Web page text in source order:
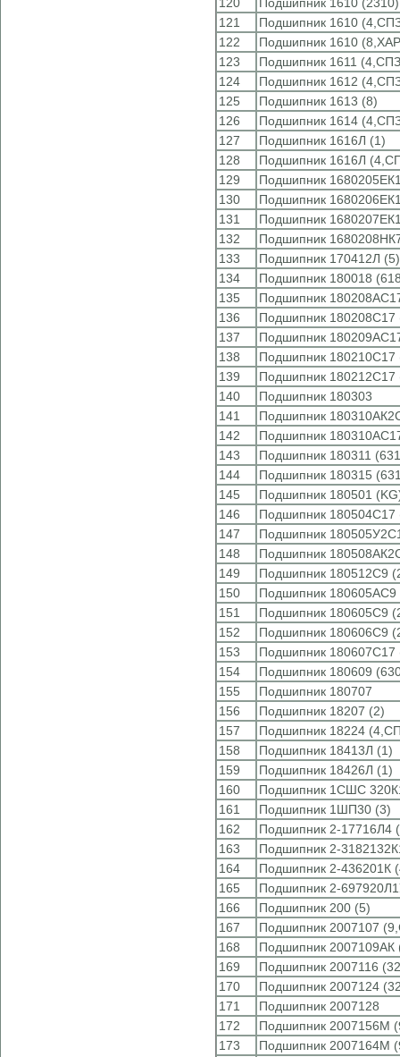
121
Подшипник 1610
122
Подшипник 1610
123
Подшипник 1611
124
Подшипник 1612
125
Подшипник 1613 (8)
126
Подшипник 1614
127
Подшипник 1616Л (1)
128
Подшипник 1616Л
129
Подшипник
130
Подшипник
131
Подшипник
132
Подшипник
133
Подшипник 170412Л (5)
134
Подшипник 180018
135
Подшипник
136
Подшипник
137
Подшипник
138
Подшипник
139
Подшипник
140
Подшипник 180303
141
Подшипник
142
Подшипник
143
Подшипник 180311
144
Подшипник 180315
145
Подшипник 180501
146
Подшипник
147
Подшипник
148
Подшипник
149
Подшипник 180512C9
150
Подшипник
151
Подшипник 180605С9
152
Подшипник 180606С9
153
Подшипник
154
Подшипник 180609
155
Подшипник 180707
156
Подшипник 18207 (2)
157
Подшипник 18224
158
Подшипник 18413Л (1)
159
Подшипник 18426Л (1)
160
Подшипник 1СШС
161
Подшипник 1ШП30 (3)
162
Подшипник 2-17716Л4
163
Подшипник 2-
164
Подшипник 2-436201К
165
Подшипник 2-
166
Подшипник 200 (5)
167
Подшипник 2007107
168
Подшипник
169
Подшипник 2007116
170
Подшипник 2007124
171
Подшипник 2007128
172
Подшипник 2007156М
173
Подшипник 2007164М